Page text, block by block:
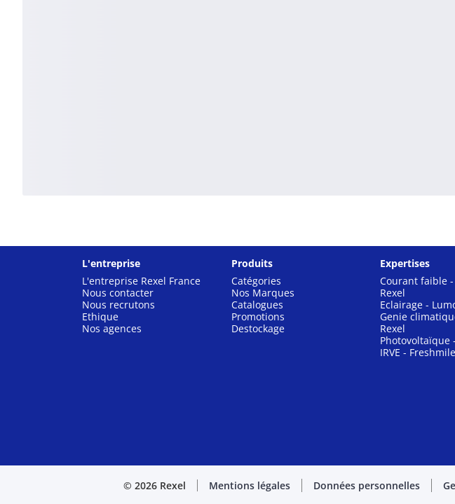
L'entreprise
L'entreprise Rexel France
Nous contacter
Nous recrutons
Ethique
Nos agences
Produits
Catégories
Nos Marques
Catalogues
Promotions
Destockage
Expertises
Courant faible
Rexel
Eclairage -
Genie
Rexel
Photovoltaïque
IRVE - Freshmile
© 2026 Rexel Mentions légales Données personnelles